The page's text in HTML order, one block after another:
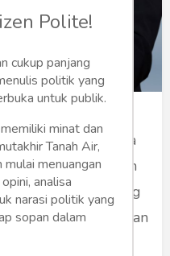
ini. Kembali saya
saya dipimpin
adalah orang yang
tetapi dengan
cenderung egois,
Polite!
cukup panjang
politik yang
untuk publik.
minat dan
Tanah Air,
menuangan
analisa
narasi politik yang
sopan dalam